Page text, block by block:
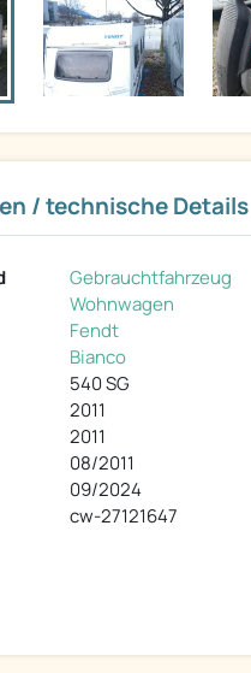
/ technische Details
Gebrauchtfahrzeug
Wohnwagen
Fendt
Bianco
540 SG
2011
2011
08/2011
09/2024
cw-27121647